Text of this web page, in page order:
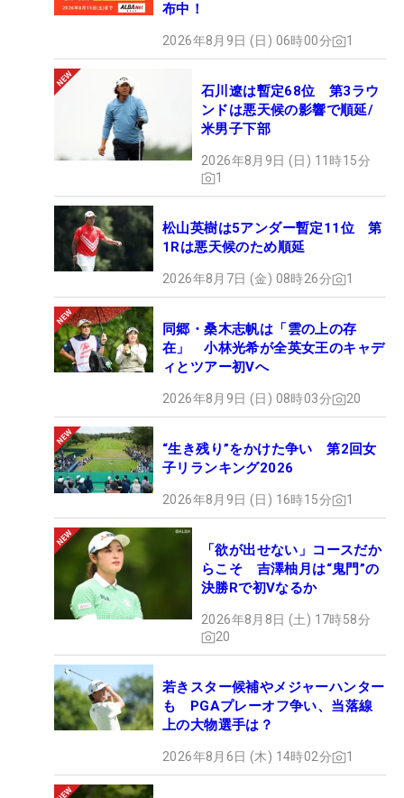
布中！
2026年8月9日 (日) 06時00分 1
石川遼は暫定68位 第3ラウ
ンドは悪天候の影響で順延/
米男子下部
2026年8月9日 (日) 11時15分
1
松山英樹は5アンダー暫定11位 第
1Rは悪天候のため順延
2026年8月7日 (金) 08時26分 1
同郷・桑木志帆は「雲の上の存
在」 小林光希が全英女王のキャデ
ィとツアー初Vへ
2026年8月9日 (日) 08時03分 20
“生き残り”をかけた争い 第2回女
子リランキング2026
2026年8月9日 (日) 16時15分 1
「欲が出せない」コースだか
らこそ 吉澤柚月は“鬼門”の
決勝Rで初Vなるか
2026年8月8日 (土) 17時58分
20
若きスター候補やメジャーハンター
も PGAプレーオフ争い、当落線
上の大物選手は？
2026年8月6日 (木) 14時02分 1